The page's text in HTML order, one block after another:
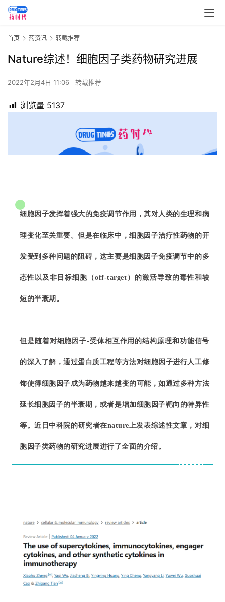
首页 药资讯 转载推荐
Nature综述！细胞因子类药物研究进展
2022年2月4日 11:06 转载推荐
浏览量 5137
细胞因子发挥着强大的免疫调节作用，其对人类的生理和病
理变化至关重要。但是在临床中，细胞因子治疗性药物的开
发受到多种问题的阻碍，这主要是细胞因子免疫调节中的多
态性以及非目标细胞（off-target）的激活导致的毒性和较
短的半衰期。
但是随着对细胞因子-受体相互作用的结构原理和功能信号
的深入了解，通过蛋白质工程等方法对细胞因子进行人工修
饰使得细胞因子成为药物越来越变的可能，如通过多种方法
延长细胞因子的半衰期，或者是增加细胞因子靶向的特异性
等。近日中科院的研究者在nature上发表综述性文章，对细
胞因子类药物的研究进展进行了全面的介绍。